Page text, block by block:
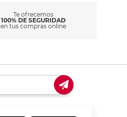
Te ofrecemos
100% DE SEGURIDAD
en tus compras online